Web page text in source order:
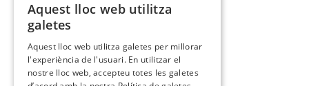
Aquest lloc web utilitza
galetes
Aquest lloc web utilitza galetes per millorar
l'experiència de l'usuari. En utilitzar el
nostre lloc web, accepteu totes les galetes